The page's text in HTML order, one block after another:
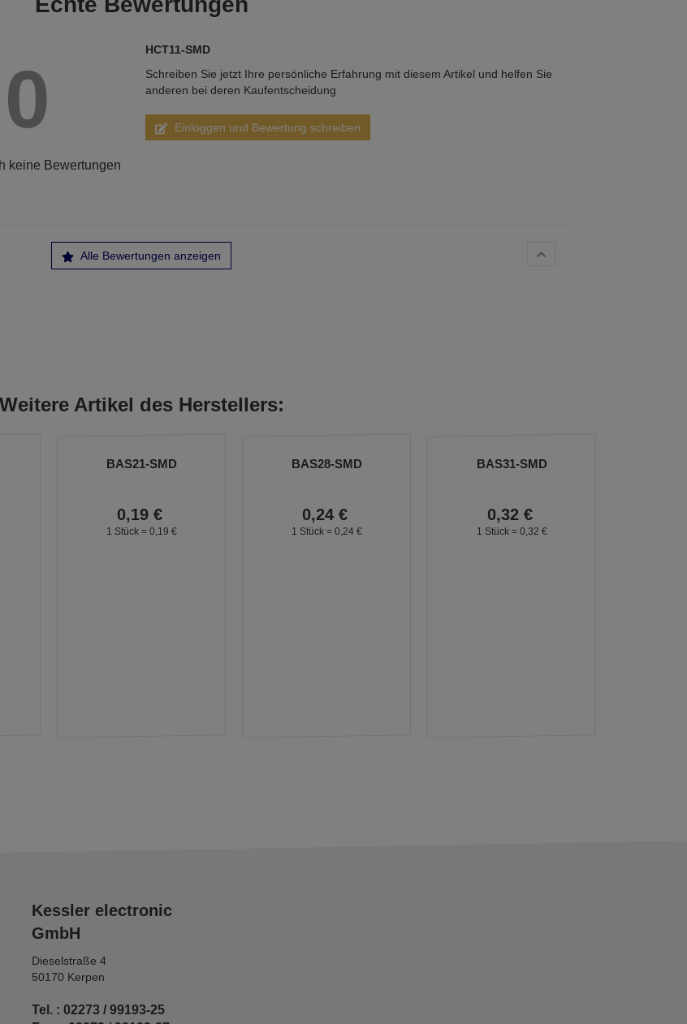
0
keine Bewertungen
HCT11-SMD
Schreiben Sie jetzt Ihre persönliche Erfahrung mit diesem Artikel und helfen Sie
anderen bei deren Kaufentscheidung
Einloggen und Bewertung schreiben
Alle Bewertungen anzeigen
Weitere Artikel des Herstellers:
BAS21-SMD
0,19 €
1 Stück = 0, 19 €
BAS28-SMD
0,24 €
1 Stück = 0, 24 €
BAS31-SMD
0,32 €
1 Stück = 0, 32 €
Kessler electronic
GmbH
Dieselstraße 4
50170 Kerpen
Tel. : 02273 / 99193-25